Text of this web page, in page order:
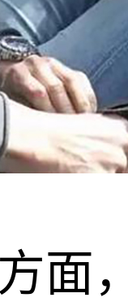
面